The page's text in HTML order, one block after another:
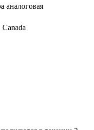
аналоговая